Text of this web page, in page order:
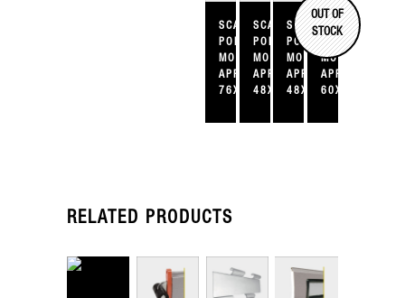
SCATOLA
PORTA
MOLLE
APRIBILE
76X240X60
SCATOLA
PORTA
MOLLE
APRIBILE
48X200X60
OUT OF
STOCK
SCATOLA
PORTA
MOLLE
APRIBILE
48X220X60
SCATOLA
PORTA
MOLLE
APRIBILE
60X220X60
RELATED PRODUCTS